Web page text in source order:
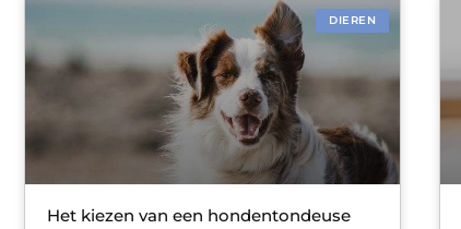
DIEREN
Het kiezen van een hondentondeuse